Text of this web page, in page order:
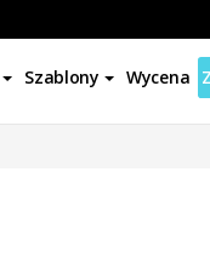
Szablony Wycena